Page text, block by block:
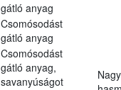
gátló anyag
Csomósodást
gátló anyag
Csomósodást
gátló anyag,
savanyúságot